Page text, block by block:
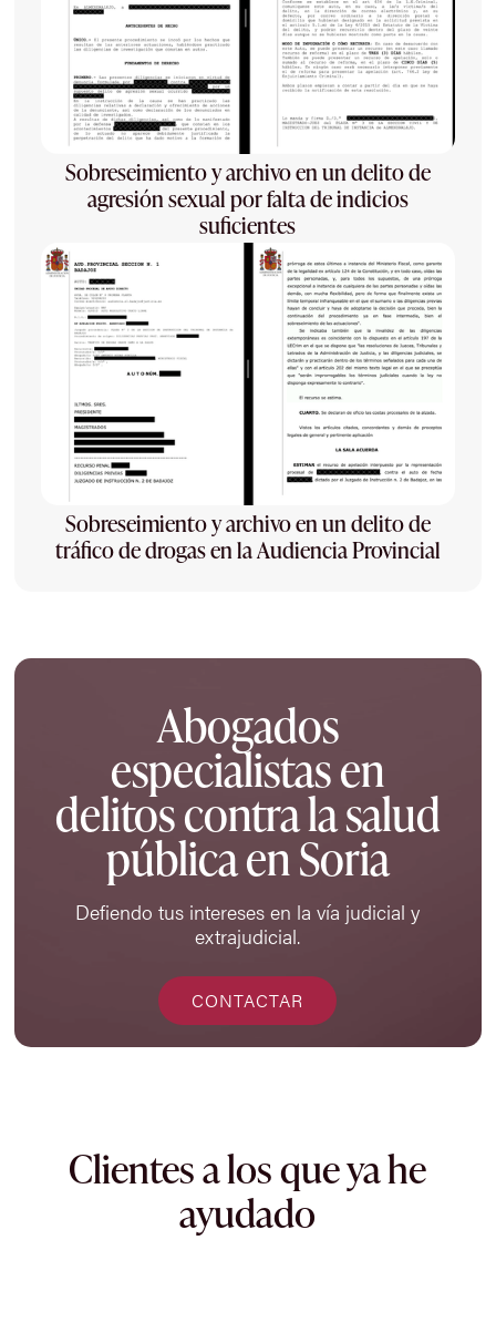
Sobreseimiento y archivo en un delito de
agresión sexual por falta de indicios
suficientes
Sobreseimiento y archivo en un delito de
tráfico de drogas en la Audiencia Provincial
Abogados
especialistas en
delitos contra la salud
pública en Soria
Defiendo tus intereses en la vía judicial y
extrajudicial.
CONTACTAR
Clientes a los que ya he
ayudado